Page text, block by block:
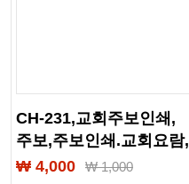
CH-231,교회주보인쇄,
주보,주보인쇄.교회요람,
요람책자,교회책자,
₩ 4,000 ₩1,000